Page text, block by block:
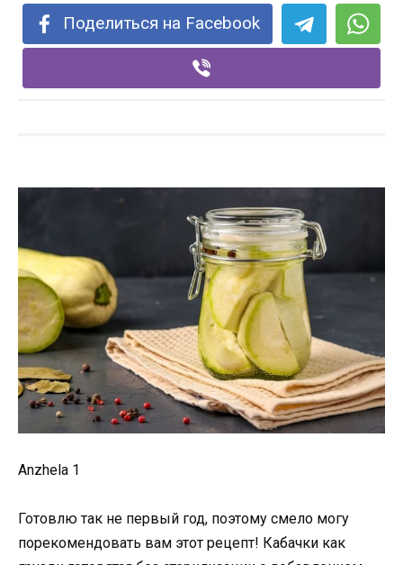
Поделиться на Facebook
Anzhela 1
Готовлю так не первый год, поэтому смело могу
порекомендовать вам этот рецепт! Кабачки как